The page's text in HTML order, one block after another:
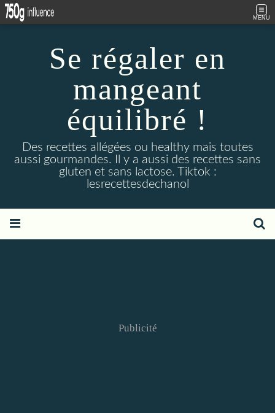
MENU
Se régaler en
mangeant
équilibré !
Des recettes allégées ou healthy mais toutes
aussi gourmandes. Il y a aussi des recettes sans
gluten et sans lactose. Tiktok :
lesrecettesdechanol
Publicité